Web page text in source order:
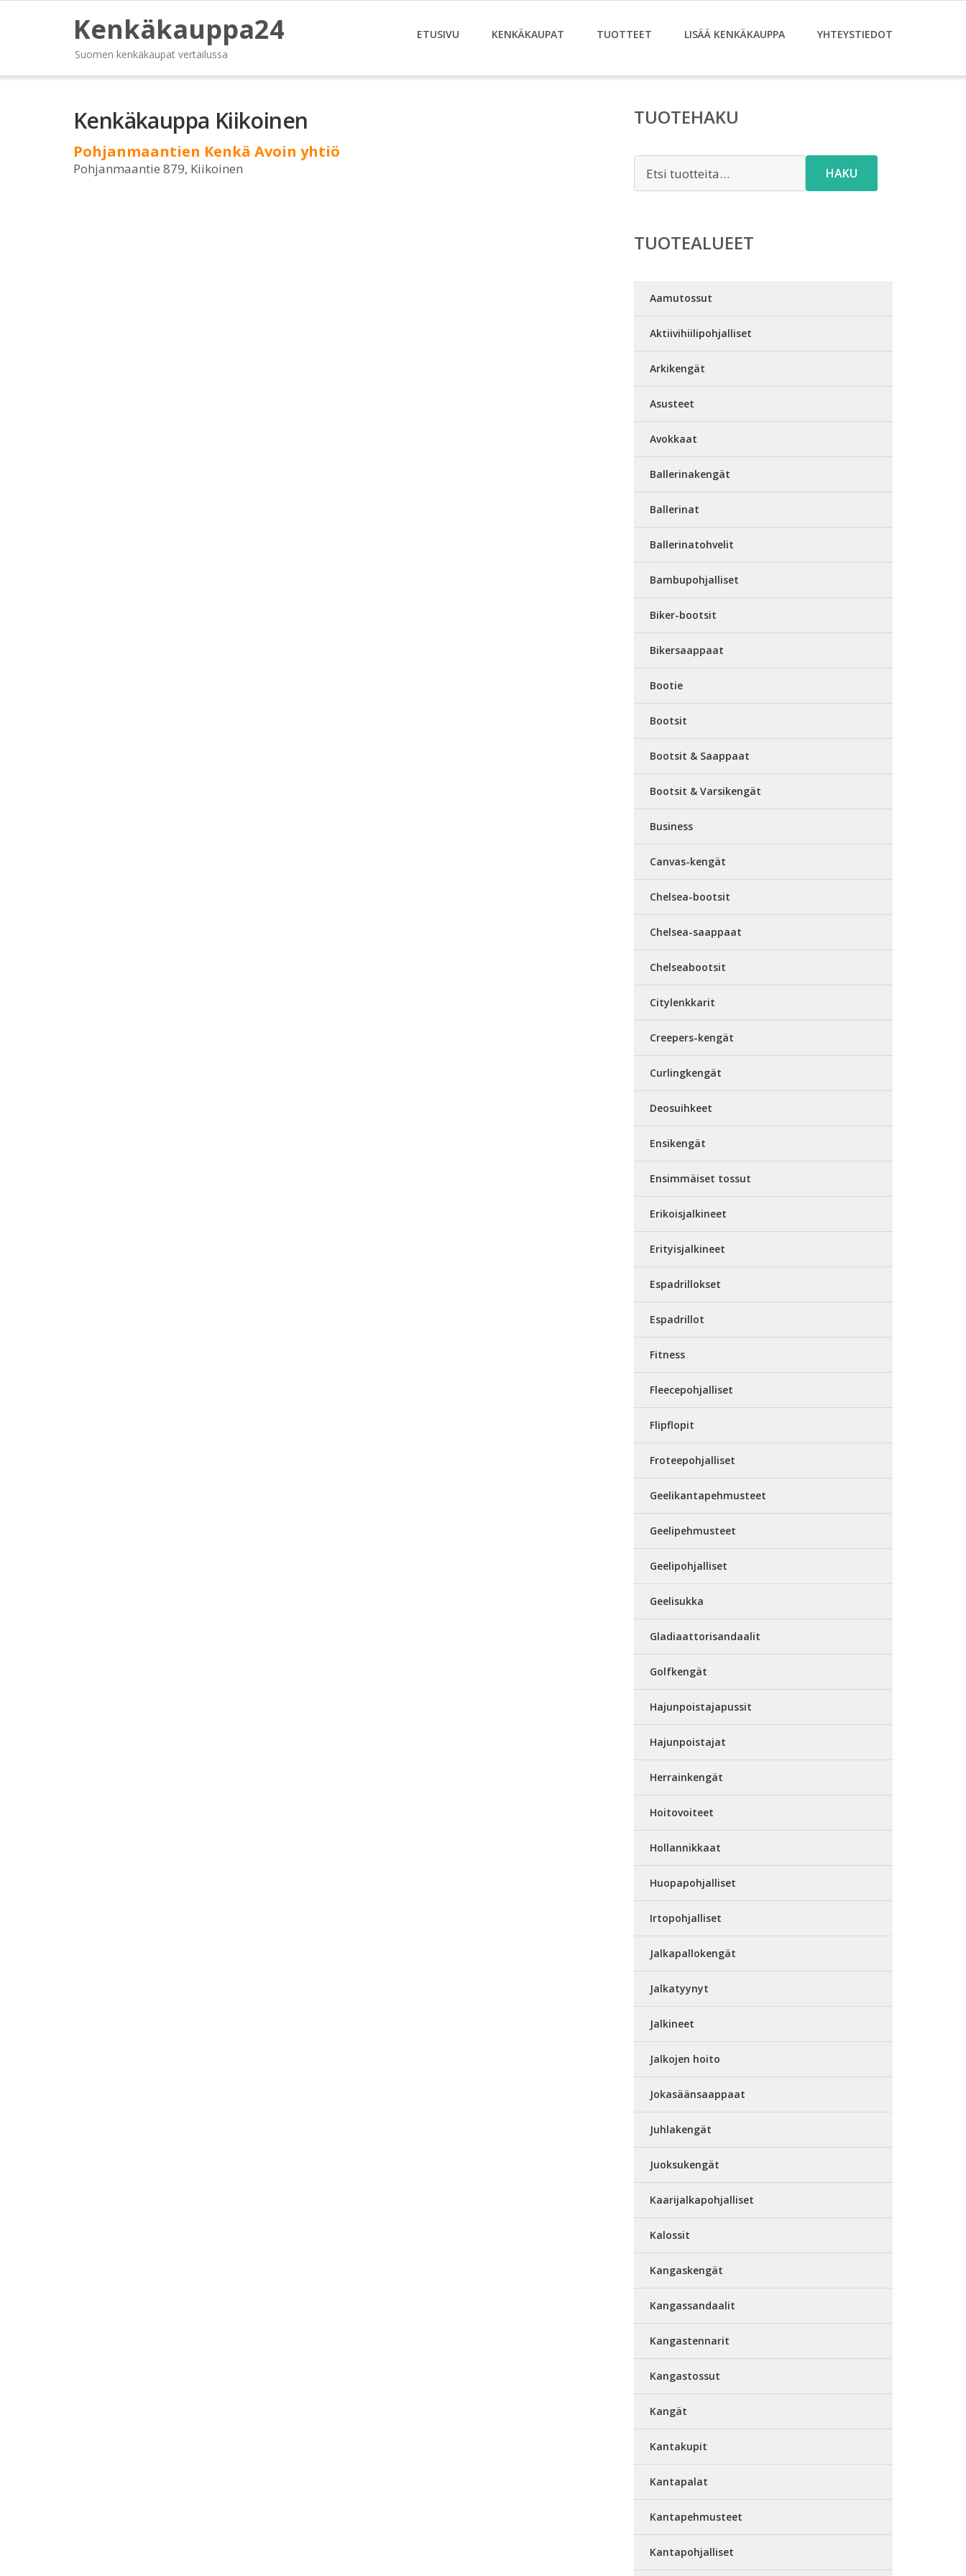
Kenkäkauppa24
Suomen kenkäkaupat vertailussa
ETUSIVU KENKÄKAUPAT TUOTTEET LISÄÄ KENKÄKAUPPA YHTEYSTIEDOT
Kenkäkauppa Kiikoinen
Pohjanmaantien Kenkä Avoin yhtiö
Pohjanmaantie 879, Kiikoinen
TUOTEHAKU
HAKU
TUOTEALUEET
Aamutossut
Aktiivihiilipohjalliset
Arkikengät
Asusteet
Avokkaat
Ballerinakengät
Ballerinat
Ballerinatohvelit
Bambupohjalliset
Biker-bootsit
Bikersaappaat
Bootie
Bootsit
Bootsit & Saappaat
Bootsit & Varsikengät
Business
Canvas-kengät
Chelsea-bootsit
Chelsea-saappaat
Chelseabootsit
Citylenkkarit
Creepers-kengät
Curlingkengät
Deosuihkeet
Ensikengät
Ensimmäiset tossut
Erikoisjalkineet
Erityisjalkineet
Espadrillokset
Espadrillot
Fitness
Fleecepohjalliset
Flipflopit
Froteepohjalliset
Geelikantapehmusteet
Geelipehmusteet
Geelipohjalliset
Geelisukka
Gladiaattorisandaalit
Golfkengät
Hajunpoistajapussit
Hajunpoistajat
Herrainkengät
Hoitovoiteet
Hollannikkaat
Huopapohjalliset
Irtopohjalliset
Jalkapallokengät
Jalkatyynyt
Jalkineet
Jalkojen hoito
Jokasäänsaappaat
Juhlakengät
Juoksukengät
Kaarijalkapohjalliset
Kalossit
Kangaskengät
Kangassandaalit
Kangastennarit
Kangastossut
Kangät
Kantakupit
Kantapalat
Kantapehmusteet
Kantapohjalliset